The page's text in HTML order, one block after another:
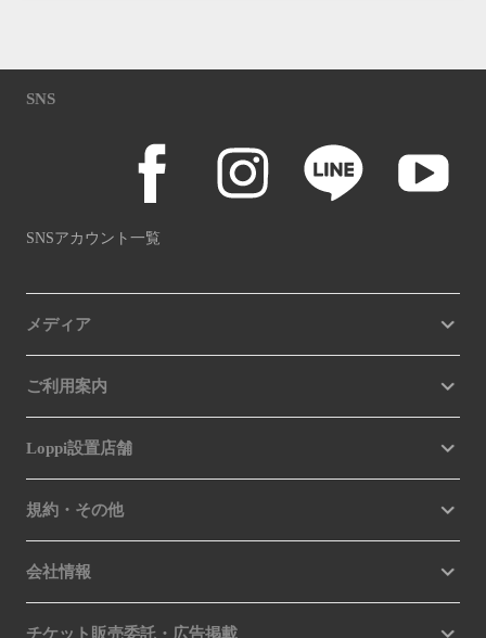
SNS
SNSアカウント一覧
メディア
ご利用案内
Loppi設置店舗
規約・その他
会社情報
チケット販売委託・広告掲載